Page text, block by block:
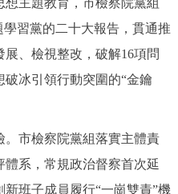
主題教育，市檢察院黨組
習黨的二十大報告，貫通推
、檢視整改，破解16項問
冰引領行動突圍的“金鑰
檢察院黨組落實主體責
系，常規政治督察首次延
班子成員履行“一崗雙責”機